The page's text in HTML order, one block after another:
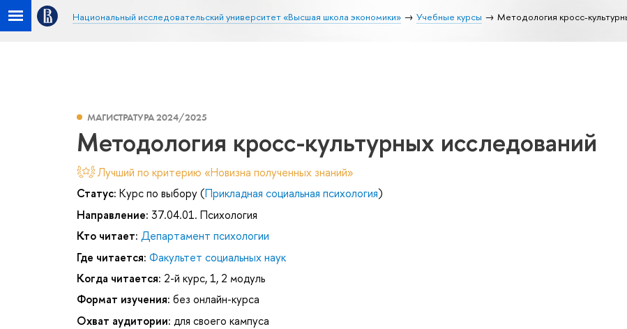
Национальный исследовательский университет «Высшая школа экономики» Учебные курсы Методология кросс-
МАГИСТРАТУРА 2024/2025
Методология кросс-культурных исследований
Лучший по критерию «Новизна полученных знаний»
Статус: Курс по выбору (Прикладная социальная психология)
Направление: 37.04.01. Психология
Кто читает: Департамент психологии
Где читается: Факультет социальных наук
Когда читается: 2-й курс, 1, 2 модуль
Формат изучения: без онлайн-курса
Охват аудитории: для своего кампуса